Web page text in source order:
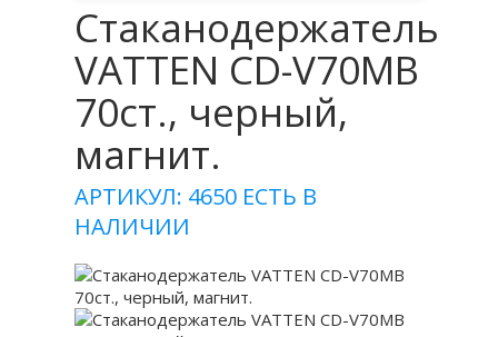
Стаканодержатель
VATTEN CD-V70MB
70ст., черный,
магнит.
АРТИКУЛ: 4650 ЕСТЬ В
НАЛИЧИИ